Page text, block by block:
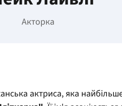
Акторка
актриса, яка